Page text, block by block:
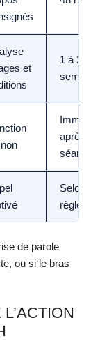
et
1 à 2
après
séance
Selon
de parole
ou si le bras